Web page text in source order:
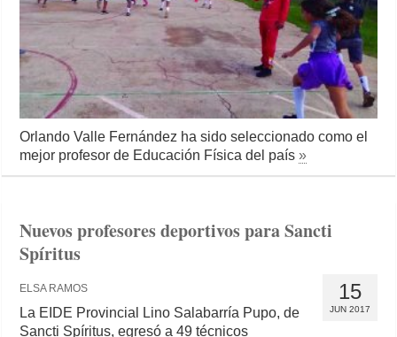
Orlando Valle Fernández ha sido seleccionado como el
mejor profesor de Educación Física del país»
Nuevos profesores deportivos para Sancti
Spíritus
15
JUN 2017
ELSA RAMOS
La EIDE Provincial Lino Salabarría Pupo, de
Sancti Spíritus, egresó a 49 técnicos